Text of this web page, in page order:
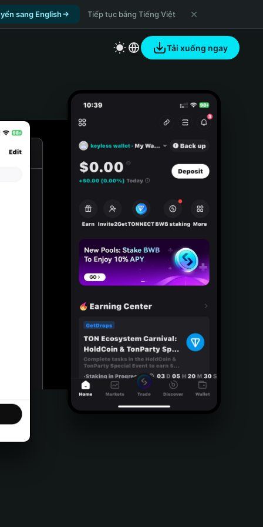
sang English Tiếp tục bằng Tiếng Việt
Tải xuống ngay